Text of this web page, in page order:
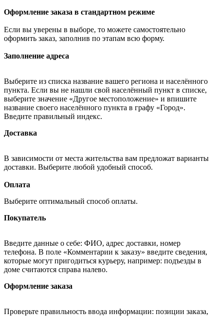
Оформление заказа в стандартном режиме
Если вы уверены в выборе, то можете самостоятельно
оформить заказ, заполнив по этапам всю форму.
Заполнение адреса
Выберите из списка название вашего региона и населённого
пункта. Если вы не нашли свой населённый пункт в списке,
выберите значение «Другое местоположение» и впишите
название своего населённого пункта в графу «Город».
Введите правильный индекс.
Доставка
В зависимости от места жительства вам предложат варианты
доставки. Выберите любой удобный способ.
Оплата
Выберите оптимальный способ оплаты.
Покупатель
Введите данные о себе: ФИО, адрес доставки, номер
телефона. В поле «Комментарии к заказу» введите сведения,
которые могут пригодиться курьеру, например: подъезды в
доме считаются справа налево.
Оформление заказа
Проверьте правильность ввода информации: позиции заказа,